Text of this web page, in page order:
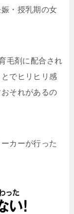
・授乳期の女
毛剤に配合され
でヒリヒリ感
それがあるの
カーが行った